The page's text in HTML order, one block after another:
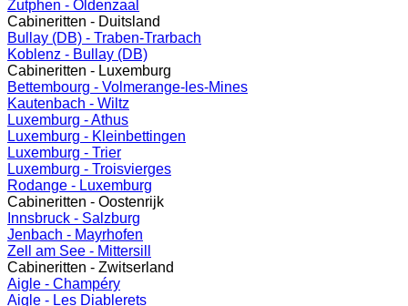
Zutphen - Oldenzaal
Cabineritten - Duitsland
Bullay (DB) - Traben-Trarbach
Koblenz - Bullay (DB)
Cabineritten - Luxemburg
Bettembourg - Volmerange-les-Mines
Kautenbach - Wiltz
Luxemburg - Athus
Luxemburg - Kleinbettingen
Luxemburg - Trier
Luxemburg - Troisvierges
Rodange - Luxemburg
Cabineritten - Oostenrijk
Innsbruck - Salzburg
Jenbach - Mayrhofen
Zell am See - Mittersill
Cabineritten - Zwitserland
Aigle - Champéry
Aigle - Les Diablerets